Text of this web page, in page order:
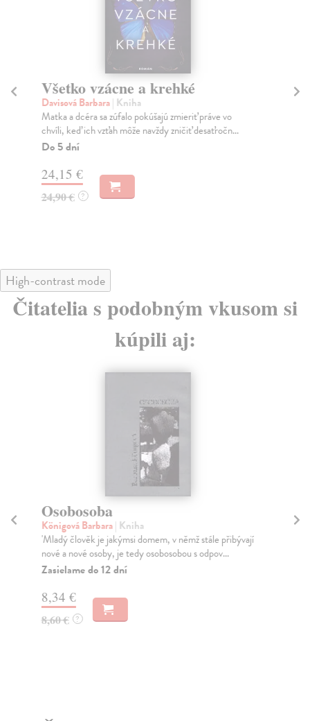
Všetko vzácne a krehké
Davisová Barbara| Kniha
Matka a dcéra sa zúfalo pokúšajú zmieriť práve vo
chvíli, keď ich vzťah môže navždy zničiť desaťročn...
Do 5 dní
24,15 €
24,90 € ?
High-contrast mode
Čitatelia s podobným vkusom si
kúpili aj:
Osobosoba
Königová Barbara| Kniha
'Mladý člověk je jakýmsi domem, v němž stále přibývají
nové a nové osoby, je tedy osobosobou s odpov...
Zasielame do 12 dní
8,34 €
8,60 € ?